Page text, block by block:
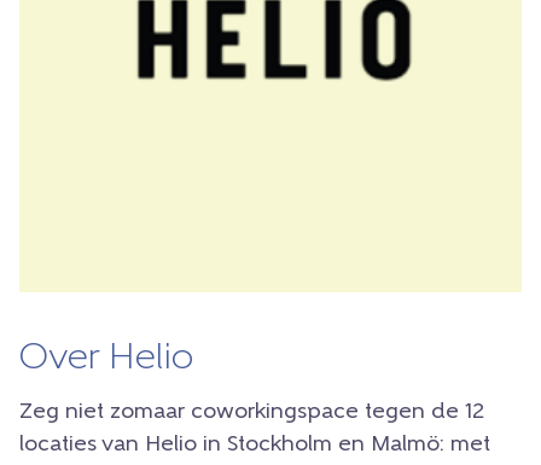
Over Helio
Zeg niet zomaar coworkingspace tegen de 12
locaties van Helio in Stockholm en Malmö: met